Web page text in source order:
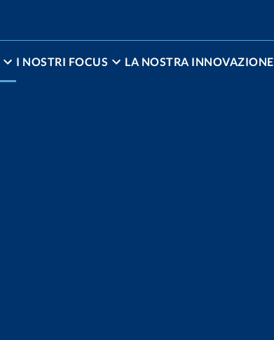
I NOSTRI FOCUS LA NOSTRA INNOVAZIONE